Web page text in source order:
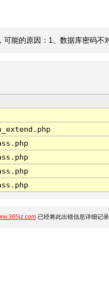
能的原因：1、数据库密码不
已经将此出错信息详细记